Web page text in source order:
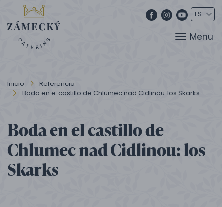
Menu
Inicio
Referencia
Boda en el castillo de Chlumec nad Cidlinou: los Skarks
Boda en el castillo de
Chlumec nad Cidlinou: los
Skarks